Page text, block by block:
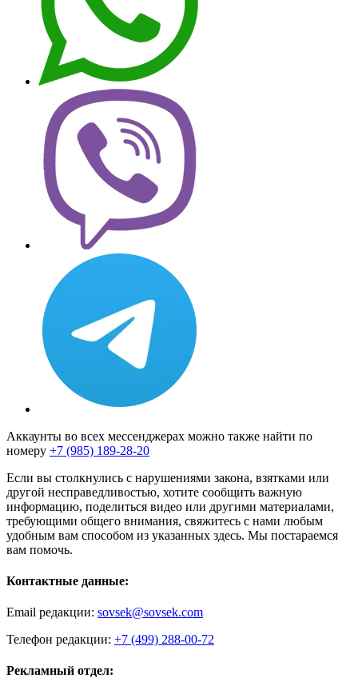
Аккаунты во всех мессенджерах можно также найти по
номеру +7 (985) 189-28-20
Если вы столкнулись с нарушениями закона, взятками или
другой несправедливостью, хотите сообщить важную
информацию, поделиться видео или другими материалами,
требующими общего внимания, свяжитесь с нами любым
удобным вам способом из указанных здесь. Мы постараемся
вам помочь.
Контактные данные:
Email редакции: sovsek@sovsek.com
Телефон редакции: +7 (499) 288-00-72
Рекламный отдел: